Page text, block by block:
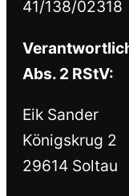
41/138/02318
Abs. 2 RStV:
Eik Sander
Königskrug 2
29614 Soltau